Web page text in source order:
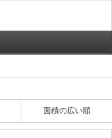
面積の広い順